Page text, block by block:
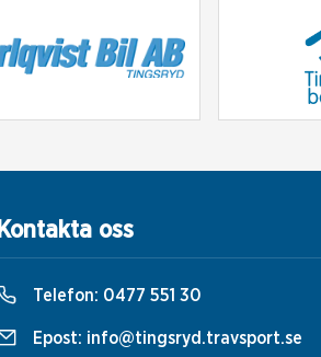
Kontakta oss
Telefon: 0477 551 30
Epost: info@tingsryd.travsport.se